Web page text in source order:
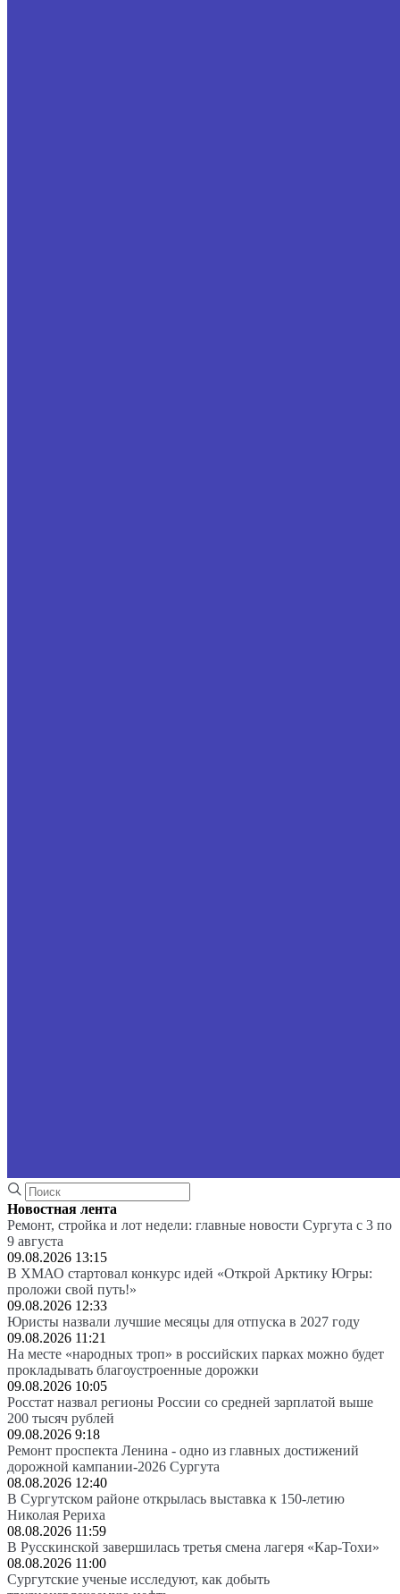
Новостная лента
Ремонт, стройка и лот недели: главные новости Сургута с 3 по
9 августа
09.08.2026 13:15
В ХМАО стартовал конкурс идей «Открой Арктику Югры:
проложи свой путь!»
09.08.2026 12:33
Юристы назвали лучшие месяцы для отпуска в 2027 году
09.08.2026 11:21
На месте «народных троп» в российских парках можно будет
прокладывать благоустроенные дорожки
09.08.2026 10:05
Росстат назвал регионы России со средней зарплатой выше
200 тысяч рублей
09.08.2026 9:18
Ремонт проспекта Ленина - одно из главных достижений
дорожной кампании-2026 Сургута
08.08.2026 12:40
В Сургутском районе открылась выставка к 150-летию
Николая Рериха
08.08.2026 11:59
В Русскинской завершилась третья смена лагеря «Кар-Тохи»
08.08.2026 11:00
Сургутские ученые исследуют, как добыть